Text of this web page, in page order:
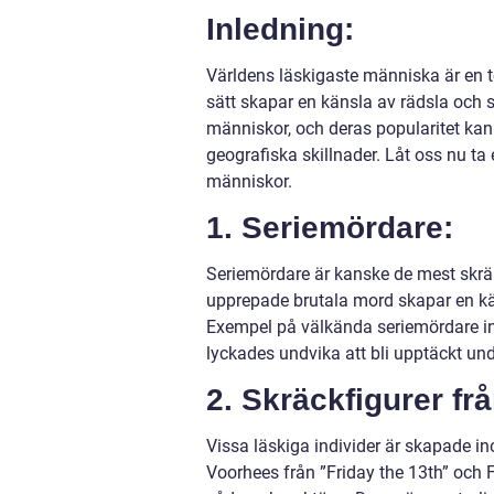
Inledning:
Världens läskigaste människa är en
sätt skapar en känsla av rädsla och
människor, och deras popularitet
geografiska skillnader. Låt oss nu
människor.
1. Seriemördare:
Seriemördare är kanske de mest
upprepade brutala mord skapar en
Exempel på välkända seriemördare
lyckades undvika att bli upptäckt
2. Skräckfigurer
Vissa läskiga individer är skapade
Voorhees från ”Friday the 13th” och